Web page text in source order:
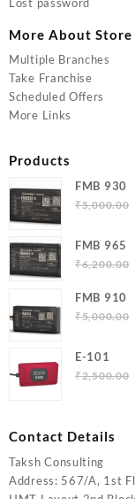
More About Store
Multiple Branches
Take Franchise
Scheduled Offers
More Links
Products
FMB 930
₹5,000.00
FMB 965
₹6,200.00
FMB 910
₹5,000.00
E-101
₹2,500.00
Contact Details
Taksh Consulting
Address: 567/A, 1st